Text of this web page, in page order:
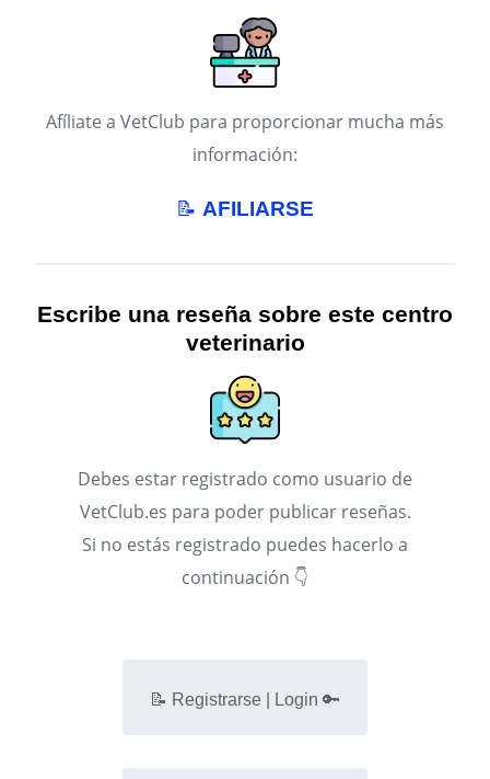
Afíliate a VetClub para proporcionar mucha más
información:
📝 AFILIARSE
Escribe una reseña sobre este centro
veterinario
Debes estar registrado como usuario de
VetClub.es para poder publicar reseñas.
Si no estás registrado puedes hacerlo a
continuación 👇
📝 Registrarse | Login 🔑